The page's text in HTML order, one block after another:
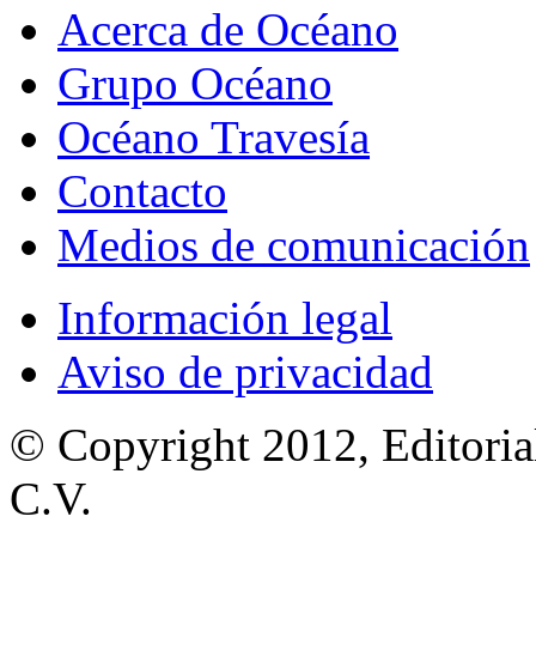
Acerca de Océano
Grupo Océano
Océano Travesía
Contacto
Medios de comunicación
Información legal
Aviso de privacidad
© Copyright 2012,
C.V.